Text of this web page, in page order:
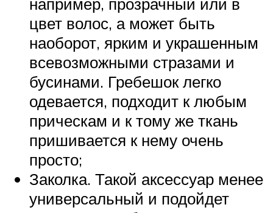
цвет волос, а может быть
наоборот, ярким и украшенным
всевозможными стразами и
бусинами. Гребешок легко
одевается, подходит к любым
прическам и к тому же ткань
пришивается к нему очень
просто;
Заколка. Такой аксессуар менее
универсальный и подойдет